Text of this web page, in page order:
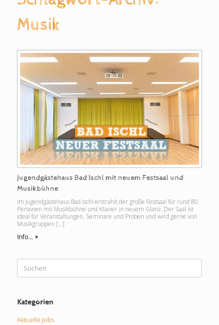
Musik
Jugendgästehaus Bad Ischl mit neuem Festsaal und
Musikbühne
Im Jugendgästehaus Bad Ischl erstrahlt der große Festsaal für rund 80
Personen mit Musikbühne und Klavier in neuem Glanz. Der Saal ist
ideal für Veranstaltungen, Seminare und Proben und wird gerne von
Musikgruppen […]
Info...
nach:
Kategorien
Aktuelle Jobs